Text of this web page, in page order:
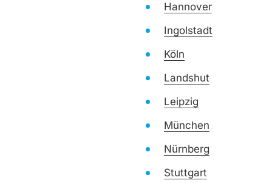
Hannover
Ingolstadt
Köln
Landshut
Leipzig
München
Nürnberg
Stuttgart